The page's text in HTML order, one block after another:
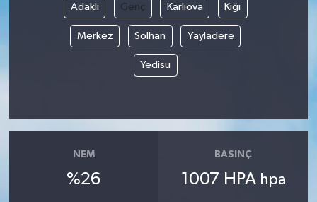
Adaklı Genç Karlıova Kiğı
Merkez Solhan Yayladere
Yedisu
NEM
%26
BASINÇ
1007 HPA hpa
Bilim, Teknoloji